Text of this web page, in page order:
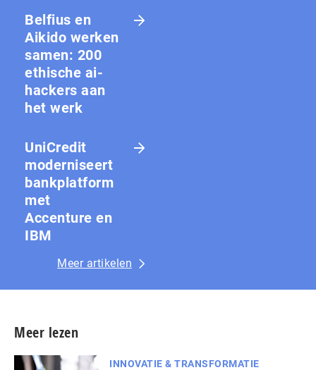
Belfius en
Aikido werken
samen: 200
ethische ai-
hackers aan
het werk
UniCredit
moderniseert
bankplatform
met
Accenture en
IBM
Meer artikelen
Meer lezen
INNOVATIE & TRANSFORMATIE